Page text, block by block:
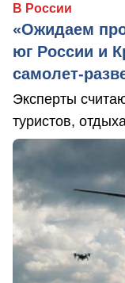
В России
«Ожидаем
юг России и
самолет-
Эксперты
туристов,